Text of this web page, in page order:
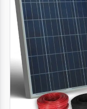
Autentifică-
Înregistrează-
te
Configurator